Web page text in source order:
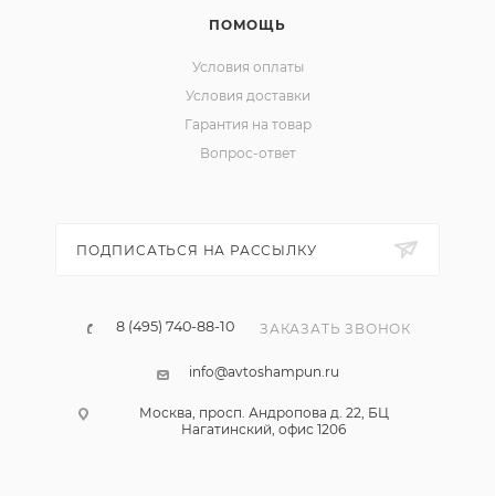
ПОМОЩЬ
Условия оплаты
Условия доставки
Гарантия на товар
Вопрос-ответ
ПОДПИСАТЬСЯ НА РАССЫЛКУ
8 (495) 740-88-10 ЗАКАЗАТЬ ЗВОНОК
info@avtoshampun.ru
Москва, просп. Андропова д. 22, БЦ
Нагатинский, офис 1206